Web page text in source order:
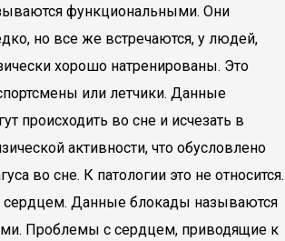
функциональными. Они
но все же встречаются, у людей,
хорошо натренированы. Это
или летчики. Данные
происходить во сне и исчезать в
активности, что обусловлено
во сне. К патологии это не относится.
Данные блокады называются
Проблемы с сердцем, приводящие к